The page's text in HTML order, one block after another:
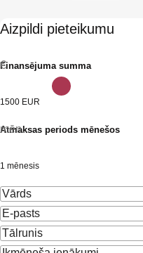
Aizpildi pieteikumu
Finansējuma summa
€
1500 EUR
Atmaksas periods mēnešos
mēn.
1 mēnesis